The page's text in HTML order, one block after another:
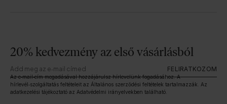
20% kedvezmény az első vásárlásból
FELIRATKOZOM
Az e‑mail‑cím megadásával hozzájárulsz hírlevelünk fogadásához. A
hírlevél‑szolgáltatás feltételeit az Általános szerződési feltételek tartalmazzák. Az
adatkezelési tájékoztató az Adatvédelmi irányelvekben található.